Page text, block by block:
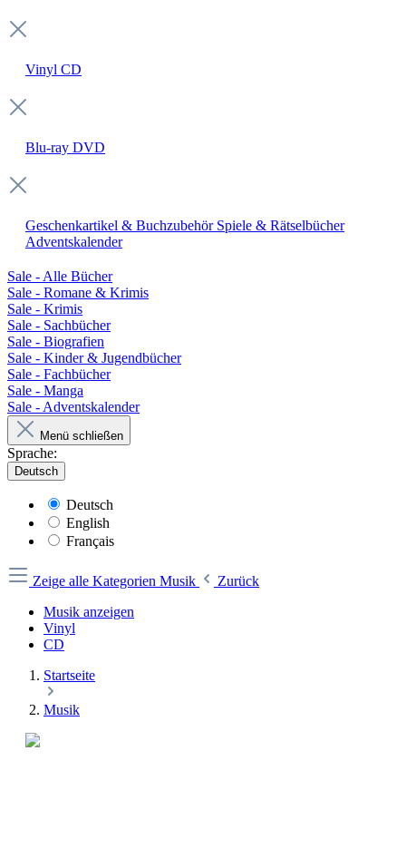
Vinyl CD
Blu-ray DVD
Geschenkartikel & Buchzubehör Spiele & Rätselbücher
Adventskalender
Sale - Alle Bücher
Sale - Romane & Krimis
Sale - Krimis
Sale - Sachbücher
Sale - Biografien
Sale - Kinder & Jugendbücher
Sale - Fachbücher
Sale - Manga
Sale - Adventskalender
Menü schließen
Sprache:
Deutsch
Deutsch
English
Français
Zeige alle Kategorien Musik
Zurück
Musik anzeigen
Vinyl
CD
Startseite
Musik